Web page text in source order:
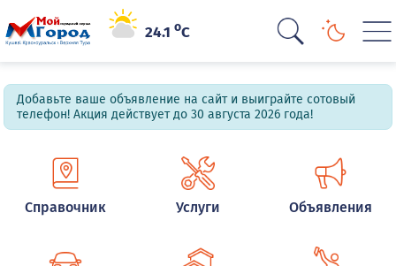
24.1oC
Добавьте ваше объявление на сайт и выиграйте сотовый
телефон! Акция действует до 30 августа 2026 года!
Справочник Услуги Объявления